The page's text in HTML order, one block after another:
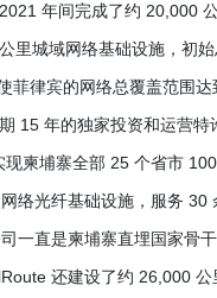
年间完成了约 20,000
里城域网络基础设施，初
菲律宾的网络总覆盖范围
15 年的独家投资和运营
柬埔寨全部 25 个省市
络光纤基础设施，服务
一直是柬埔寨直埋国家骨
还建设了约 26,000